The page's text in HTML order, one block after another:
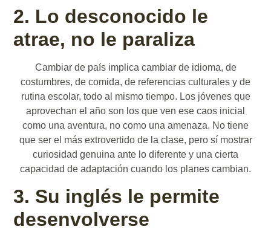
2. Lo desconocido le
atrae, no le paraliza
Cambiar de país implica cambiar de idioma, de
costumbres, de comida, de referencias culturales y de
rutina escolar, todo al mismo tiempo. Los jóvenes que
aprovechan el año son los que ven ese caos inicial
como una aventura, no como una amenaza. No tiene
que ser el más extrovertido de la clase, pero sí mostrar
curiosidad genuina ante lo diferente y una cierta
capacidad de adaptación cuando los planes cambian.
3. Su inglés le permite
desenvolverse